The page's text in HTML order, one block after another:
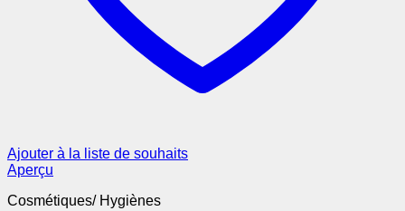
Ajouter à la liste de souhaits
Aperçu
Cosmétiques/ Hygiènes